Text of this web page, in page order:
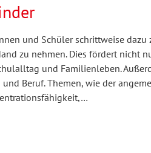
und Schüler schrittweise dazu
zu nehmen. Dies fördert nicht
und Familienleben.
Beruf. Themen, wie der